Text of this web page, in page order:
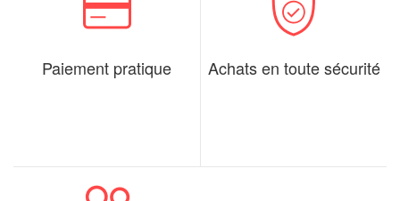
Paiement pratique Achats en toute sécurité